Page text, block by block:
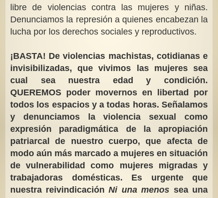
libre de violencias contra las mujeres y niñas.
Denunciamos la represión a quienes encabezan la
lucha por los derechos sociales y reproductivos.
¡BASTA! De violencias machistas, cotidianas e
invisibilizadas, que vivimos las mujeres sea
cual sea nuestra edad y condición.
QUEREMOS poder movernos en libertad por
todos los espacios y a todas horas. Señalamos
y denunciamos la violencia sexual como
expresión paradigmática de la apropiación
patriarcal de nuestro cuerpo, que afecta de
modo aún más marcado a mujeres en situación
de vulnerabilidad como mujeres migradas y
trabajadoras domésticas. Es urgente que
nuestra reivindicación Ni una menos sea una